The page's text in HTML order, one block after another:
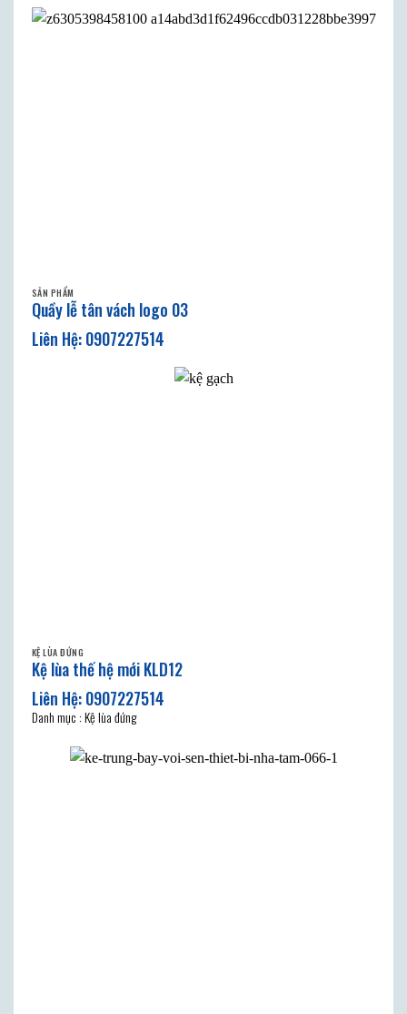
SẢN PHẨM
Quầy lễ tân vách logo 03
KỆ LÙA ĐỨNG
Kệ lùa thế hệ mới KLD12
Danh mục : Kệ lùa đứng